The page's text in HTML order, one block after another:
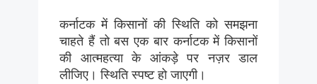
कर्नाटक में किसानों की स्थिति को समझना
चाहते हैं तो बस एक बार कर्नाटक में किसानों
की आत्महत्या के आंकड़े पर नज़र डाल
लीजिए। स्थिति स्पष्ट हो जाएगी।